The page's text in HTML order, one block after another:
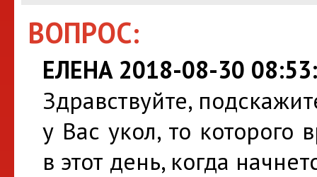
ВОПРОС:
ЕЛЕНА 2018-08-30
Здравствуйте,
у Вас укол, то
в этот день, когда